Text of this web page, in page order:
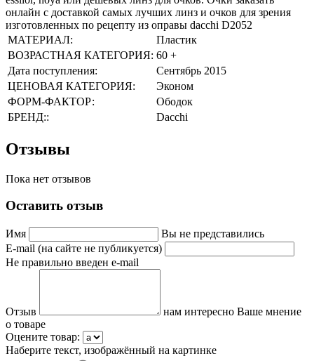
онлайн с доставкой самых лучших линз и очков для зрения
изготовленных по рецепту из оправы dacchi D2052
МАТЕРИАЛ:
Пластик
ВОЗРАСТНАЯ КАТЕГОРИЯ: 60 +
Дата поступления:
Сентябрь 2015
ЦЕНОВАЯ КАТЕГОРИЯ:
Эконом
ФОРМ-ФАКТОР:
Ободок
БРЕНД::
Dacchi
Отзывы
Пока нет отзывов
Оставить отзыв
Имя
Вы не представились
E-mail (на сайте не публикуется)
Не правильно введен e-mail
Отзыв
нам интересно Ваше мнение
о товаре
Оцените товар:
Наберите текст, изображённый на картинке